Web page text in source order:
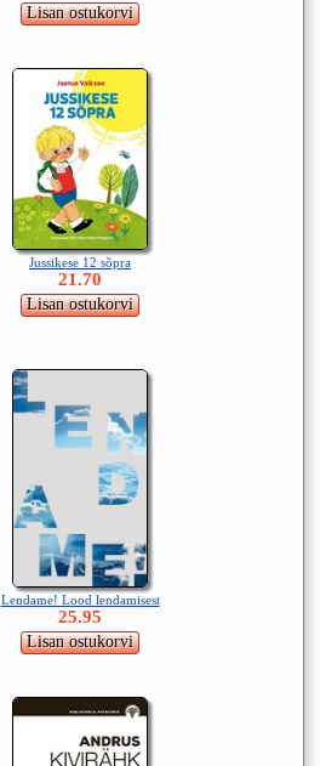
Jussikese 12 sõpra
21.70
Lendame! Lood lendamisest
25.95